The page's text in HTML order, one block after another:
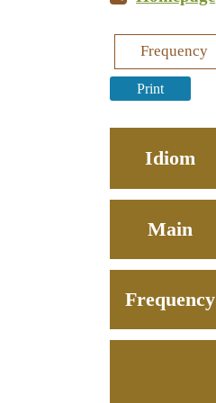
Frequency
Print
Idiom
Main
Frequency